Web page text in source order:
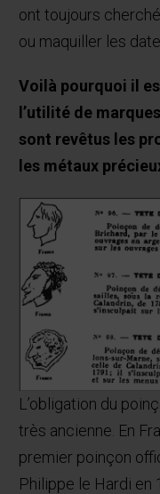
ont toujours
ou maquiller les
Voilà pourquoi il
l’utilité de
sont revêtus les
les métaux
L’obligation du
très ancienne. En
premier poinçon
Philippe le Hardi en